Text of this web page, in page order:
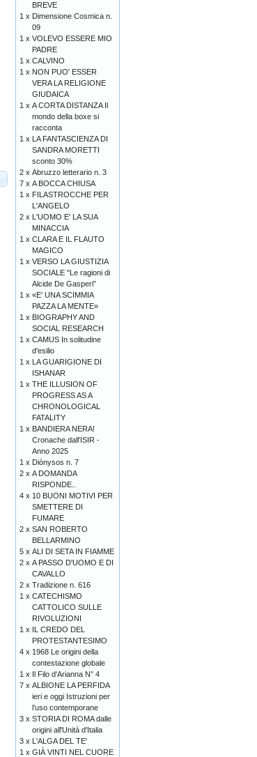
BREVE
1 x Dimensione Cosmica n.
09
1 x VOLEVO ESSERE MIO
PADRE
1 x CALVINO
1 x NON PUO' ESSER
VERA LA RELIGIONE
GIUDAICA
1 x A CORTA DISTANZA Il
mondo della boxe si
racconta
1 x LA FANTASCIENZA DI
SANDRA MORETTI
sconto 30%
2 x Abruzzo letterario n. 3
7 x A BOCCA CHIUSA
1 x FILASTROCCHE PER
L'ANGELO
2 x L'UOMO E' LA SUA
MINACCIA
1 x CLARA E IL FLAUTO
MAGICO
1 x VERSO LA GIUSTIZIA
SOCIALE "Le ragioni di
Alcide De Gasperi”
1 x «E' UNA SCIMMIA
PAZZA LA MENTE»
1 x BIOGRAPHY AND
SOCIAL RESEARCH
1 x CAMUS In solitudine
d'esilio
1 x LA GUARIGIONE DI
ISHANAR
1 x THE ILLUSION OF
PROGRESS AS A
CHRONOLOGICAL
FATALITY
1 x BANDIERA NERA!
Cronache dall'ISIR -
Anno 2025
1 x Diònysos n. 7
2 x A DOMANDA
RISPONDE..
4 x 10 BUONI MOTIVI PER
SMETTERE DI
FUMARE
2 x SAN ROBERTO
BELLARMINO
5 x ALI DI SETA IN FIAMME
2 x A PASSO D'UOMO E DI
CAVALLO
2 x Tradizione n. 616
1 x CATECHISMO
CATTOLICO SULLE
RIVOLUZIONI
1 x IL CREDO DEL
PROTESTANTESIMO
4 x 1968 Le origini della
contestazione globale
1 x Il Filo d'Arianna N° 4
7 x ALBIONE LA PERFIDA
ieri e oggi Istruzioni per
l’uso contemporane
3 x STORIA DI ROMA dalle
origini all'Unità d'Italia
3 x L'ALGA DEL TE'
1 x GIÀ VINTI NEL CUORE